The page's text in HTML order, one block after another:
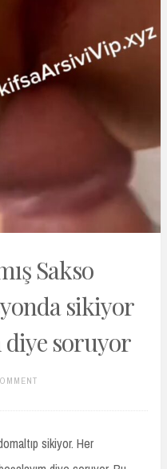
Sakso
sikiyor
diye soruyor
sikiyor. Her